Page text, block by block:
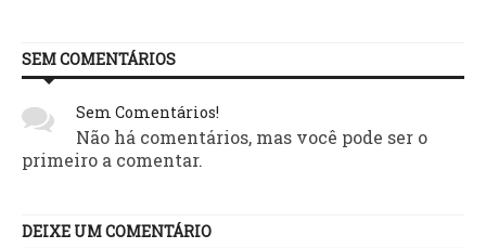
SEM COMENTÁRIOS
Sem Comentários!
Não há comentários, mas você pode ser o
primeiro a comentar.
DEIXE UM COMENTÁRIO